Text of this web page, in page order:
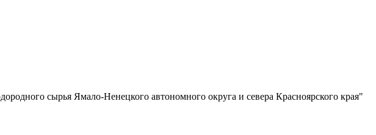
сырья Ямало-Ненецкого автономного округа и севера Красноярского края"